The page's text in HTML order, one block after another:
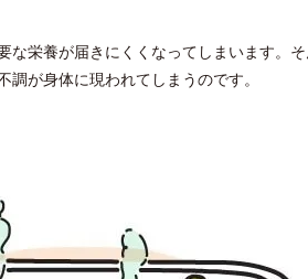
栄養が届きにくくなってしまいます。
が身体に現われてしまうのです。